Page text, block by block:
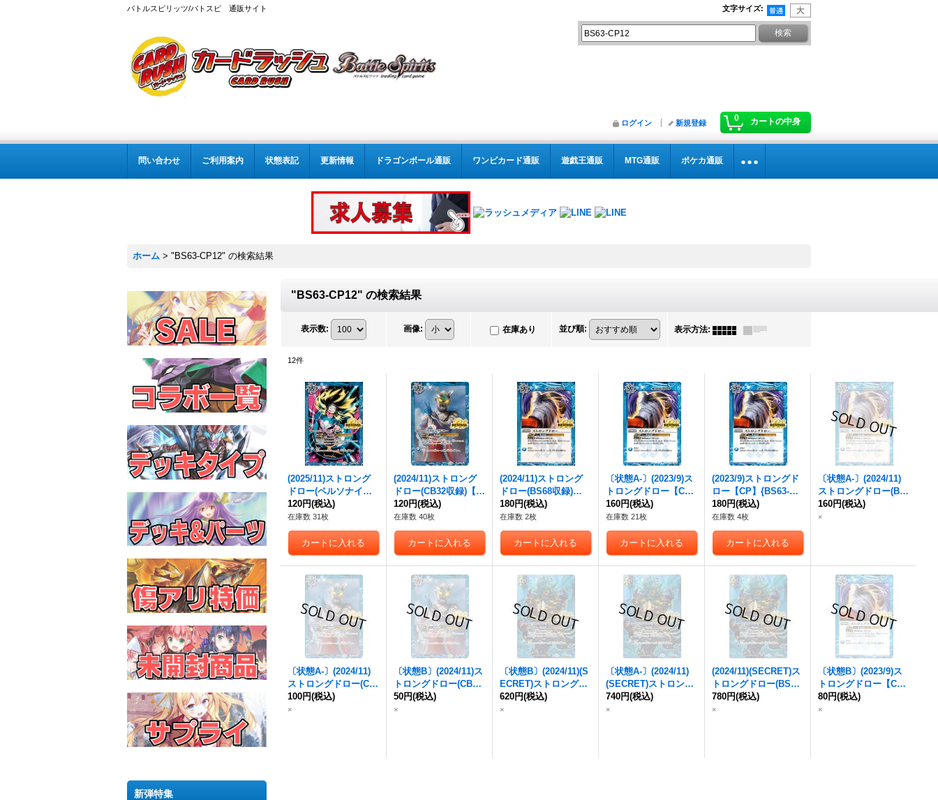
バトルスピリッツ/バトスピ 通販サイト 文字サイズ:
0 カートの中身
ログイン 新規登録
問い合わせ ご利用案内 状態表記 更新情報 ドラゴンボール通販 ワンピカード通販 遊戯王通販 MTG通販 ポケカ通販
ホーム > "BS63-CP12" の検索結果
新弾特集
"BS63-CP12" の検索結果
表示数: 画像: 在庫あり 並び順: 表示方法:
12件
(2025/11)ストロング
ドロー(ペルソナイラ
スト/SD70収録)【R】
{BS63-CP12
120円(税込)
在庫数 31枚
(2024/11)ストロング
ドロー(CB32収録)【C
P】{BS63-CP12
《青》
120円(税込)
在庫数 40枚
(2024/11)ストロング
ドロー(BS68収録)
【R】{BS63-CP12
《青》
180円(税込)
在庫数 2枚
〔状態A-〕(2023/9)ス
トロングドロー【C
P】{BS63-CP12
《青》
160円(税込)
在庫数 21枚
(2023/9)ストロングド
ロー【CP】{BS63-CP
12}《青》
180円(税込)
在庫数 4枚
〔状態A-〕(2024/11)
ストロングドロー(BS
68収録)【R】{
P12
160円(税込)
×
〔状態A-〕(2024/11)
ストロングドロー(CB
32収録)【CP】{
CP12
100円(税込)
×
〔状態B〕(2024/11)ス
トロングドロー(CB32
収録)【CP】{
P12
50円(税込)
×
〔状態B〕(2024/11)(S
ECRET)ストロングド
ロー(BS68収録)【R-S
EC】{
620円(税込)
×
〔状態A-〕(2024/11)
(SECRET)ストロング
ドロー(BS68収録)【R-
SEC】{
740円(税込)
×
(2024/11)(SECRET)ス
トロングドロー(BS68
収録)【R-SEC】{
3-CP12
780円(税込)
×
〔状態B〕(2023/9)ス
トロングドロー【C
P】{BS63-CP12
《青》
80円(税込)
×